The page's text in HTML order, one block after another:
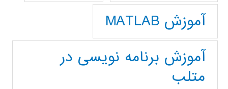
آموزش MATLAB
آموزش برنامه نویسی در
متلب